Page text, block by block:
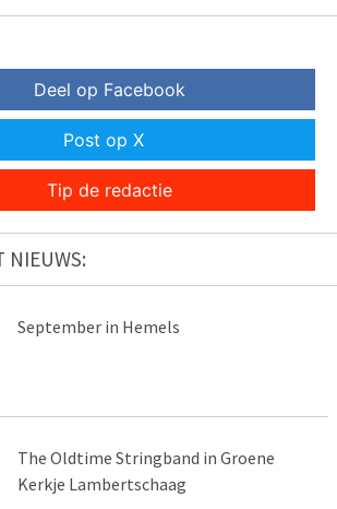
Deel op Facebook
Post op X
Tip de redactie
NIEUWS:
September in Hemels
The Oldtime Stringband in Groene
Kerkje Lambertschaag